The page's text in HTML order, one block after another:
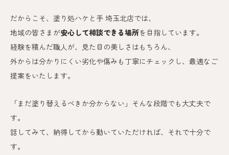
だからこそ、塗り処ハケと手 埼玉北店では、
地域の皆さまが安心して相談できる場所を目指しています。
経験を積んだ職人が、見た目の美しさはもちろん、
外からは分かりにくい劣化や傷みも丁寧にチェックし、最適なご
提案をいたします。
「まだ塗り替えるべきか分からない」そんな段階でも大丈夫で
す。
話してみて、納得してから動いていただければ、それで十分で
す。